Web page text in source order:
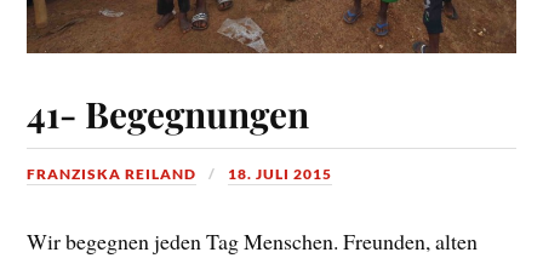
41- Begegnungen
FRANZISKA REILAND 18. JULI 2015
Wir begegnen jeden Tag Menschen. Freunden, alten